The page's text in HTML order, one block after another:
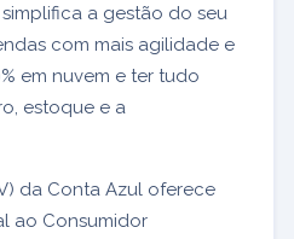
a gestão do seu
com mais agilidade e
em nuvem e ter tudo
estoque e a
da Conta Azul oferece
ao Consumidor